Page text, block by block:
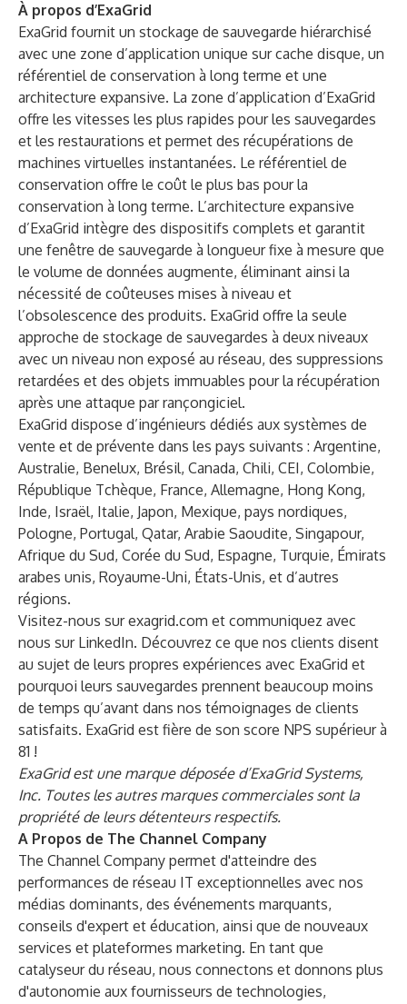
À propos d’ExaGrid
ExaGrid fournit un stockage de sauvegarde hiérarchisé
avec une zone d’application unique sur cache disque, un
référentiel de conservation à long terme et une
architecture expansive. La zone d’application d’ExaGrid
offre les vitesses les plus rapides pour les sauvegardes
et les restaurations et permet des récupérations de
machines virtuelles instantanées. Le référentiel de
conservation offre le coût le plus bas pour la
conservation à long terme. L’architecture expansive
d’ExaGrid intègre des dispositifs complets et garantit
une fenêtre de sauvegarde à longueur fixe à mesure que
le volume de données augmente, éliminant ainsi la
nécessité de coûteuses mises à niveau et
l’obsolescence des produits. ExaGrid offre la seule
approche de stockage de sauvegardes à deux niveaux
avec un niveau non exposé au réseau, des suppressions
retardées et des objets immuables pour la récupération
après une attaque par rançongiciel.
ExaGrid dispose d’ingénieurs dédiés aux systèmes de
vente et de prévente dans les pays suivants : Argentine,
Australie, Benelux, Brésil, Canada, Chili, CEI, Colombie,
République Tchèque, France, Allemagne, Hong Kong,
Inde, Israël, Italie, Japon, Mexique, pays nordiques,
Pologne, Portugal, Qatar, Arabie Saoudite, Singapour,
Afrique du Sud, Corée du Sud, Espagne, Turquie, Émirats
arabes unis, Royaume-Uni, États-Unis, et d’autres
régions.
Visitez-nous surexagrid.com et communiquez avec
nous sur LinkedIn. Découvrez ce que nos clients disent
au sujet de leurs propres expériences avec ExaGrid et
pourquoi leurs sauvegardes prennent beaucoup moins
de temps qu’avant dans nos témoignages de clients
satisfaits. ExaGrid est fière de son score NPS supérieur à
81 !
ExaGrid est une marque déposée d’ExaGrid Systems,
Inc. Toutes les autres marques commerciales sont la
propriété de leurs détenteurs respectifs.
A Propos de The Channel Company
The Channel Company permet d'atteindre des
performances de réseau IT exceptionnelles avec nos
médias dominants, des événements marquants,
conseils d'expert et éducation, ainsi que de nouveaux
services et plateformes marketing. En tant que
catalyseur du réseau, nous connectons et donnons plus
d'autonomie aux fournisseurs de technologies,